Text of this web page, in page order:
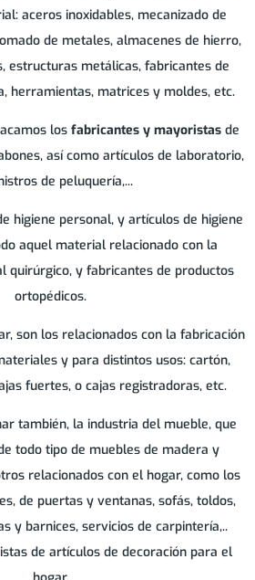
aceros inoxidables, mecanizado de
de metales, almacenes de hierro,
estructuras metálicas, fabricantes de
herramientas, matrices y moldes, etc.
losfabricantes y mayoristas de
así como artículos de laboratorio,
de peluquería,...
higiene personal, y artículos de higiene
aquel material relacionado con la
quirúrgico, y fabricantes de productos
ortopédicos.
son los relacionados con la fabricación
y para distintos usos: cartón,
fuertes, o cajas registradoras, etc.
también, la industria del mueble, que
todo tipo de muebles de madera y
relacionados con el hogar, como los
de puertas y ventanas, sofás, toldos,
y barnices, servicios de carpintería,..
de artículos de decoración para el